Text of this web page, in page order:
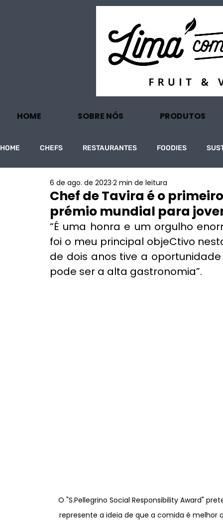
HOME SOBRE NÓS PRODUTOS
HOME CHEFS RESTAURANTES FOODIES
PROJECTOS TURISMO ECONOMIA
Chef de Tavira é o
prémio mundial para
6 de ago. de 2023 2 min de leitura
“É uma honra e um orgulho
foi o meu principal objeCtivo
de dois anos tive a
pode ser a alta gastronomia”.
O "S.Pellegrino Social Responsibility Award"
represente a ideia de que a comida é melhor